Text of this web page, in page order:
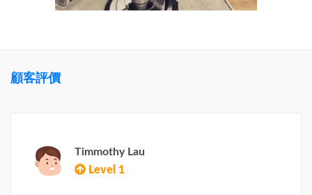
顧客評價
Timmothy Lau
Level 1